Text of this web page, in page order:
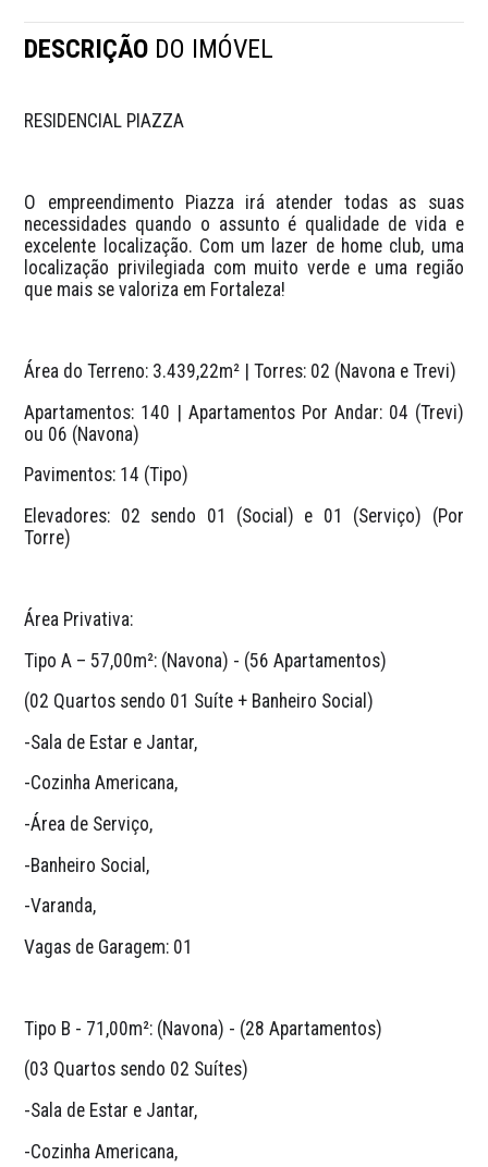
DESCRIÇÃO DO IMÓVEL
RESIDENCIAL PIAZZA
O empreendimento Piazza irá atender todas as suas
necessidades quando o assunto é qualidade de vida e
excelente localização. Com um lazer de home club, uma
localização privilegiada com muito verde e uma região
que mais se valoriza em Fortaleza!
Área do Terreno: 3.439,22m² | Torres: 02 (Navona e Trevi)
Apartamentos: 140 | Apartamentos Por Andar: 04 (Trevi)
ou 06 (Navona)
Pavimentos: 14 (Tipo)
Elevadores: 02 sendo 01 (Social) e 01 (Serviço) (Por
Torre)
Área Privativa:
Tipo A – 57,00m²: (Navona) - (56 Apartamentos)
(02 Quartos sendo 01 Suíte + Banheiro Social)
-Sala de Estar e Jantar,
-Cozinha Americana,
-Área de Serviço,
-Banheiro Social,
-Varanda,
Vagas de Garagem: 01
Tipo B - 71,00m²: (Navona) - (28 Apartamentos)
(03 Quartos sendo 02 Suítes)
-Sala de Estar e Jantar,
-Cozinha Americana,